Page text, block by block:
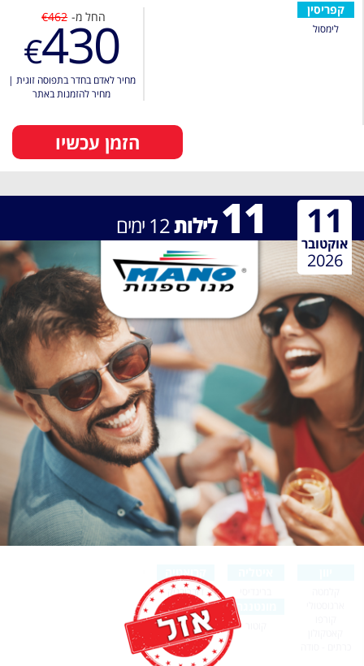
קפריסין
לימסול
החל מ- €462
€430
מחיר לאדם בחדר בתפוסה זוגית |
מחיר להזמנות באתר
הזמן עכשיו
11 לילות12 ימים 11
אוקטובר
2026
קרואטיה
דוברובניק
מונטנגרו